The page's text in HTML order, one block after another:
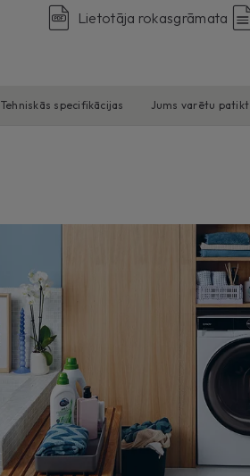
Lietotāja rokasgrāmata
Tehniskās specifikācijas Jums varētu patikt